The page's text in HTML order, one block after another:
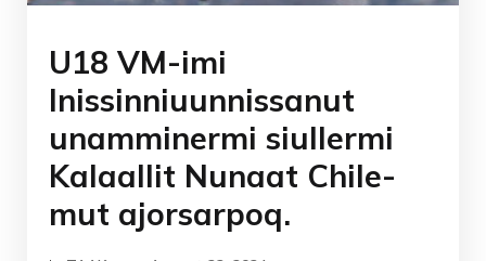
U18 VM-imi
Inissinniuunnissanut
unamminermi siullermi
Kalaallit Nunaat Chile-
mut ajorsarpoq.